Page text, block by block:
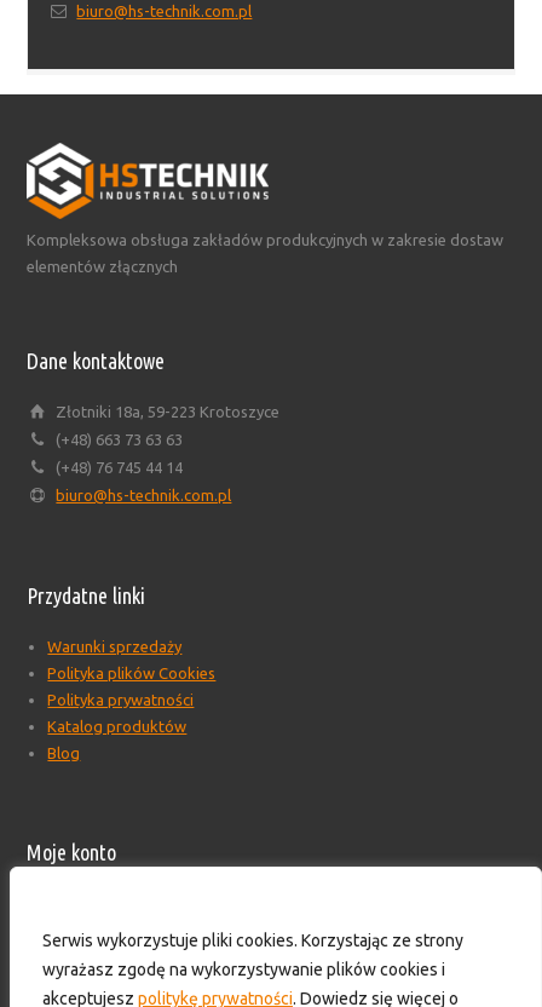
Serwis wykorzystuje pliki cookies. Korzystając ze strony
wyrażasz zgodę na wykorzystywanie plików cookies i
akceptujesz politykę prywatności. Dowiedz się więcej o
biuro@hs-technik.com.pl
Kompleksowa obsługa zakładów produkcyjnych w zakresie dostaw
elementów złącznych
Dane kontaktowe
Złotniki 18a, 59-223 Krotoszyce
(+48) 663 73 63 63
(+48) 76 745 44 14
biuro@hs-technik.com.pl
Przydatne linki
Warunki sprzedaży
Polityka plików Cookies
Polityka prywatności
Katalog produktów
Blog
Moje konto
Formularz wyceny produktów
Skontaktuj się z nami!